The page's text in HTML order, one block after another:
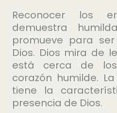
Reconocer los
demuestra
promueve para
Dios. Dios mira de
está cerca de
corazón humilde.
tiene la
presencia de Dios.